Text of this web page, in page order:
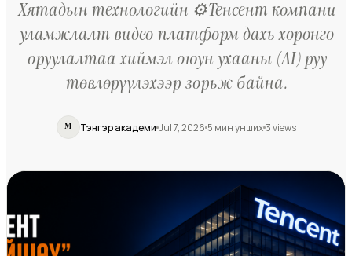
Хятадын технологийн ⚙️Тенсент компани
уламжлалт видео платформ дахь хөрөнгө
оруулалтаа хиймэл оюун ухааны (AI) руу
төвлөрүүлэхээр зорьж байна.
M Тэнгэр академи Jul 7, 2026 5 мин унших3views